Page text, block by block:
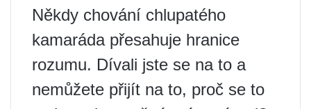
Někdy chování chlupatého
kamaráda přesahuje hranice
rozumu. Dívali jste se na to a
nemůžete přijít na to, proč se to